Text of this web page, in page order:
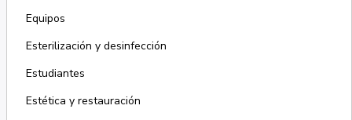
Equipos
Esterilización y desinfección
Estudiantes
Estética y restauración